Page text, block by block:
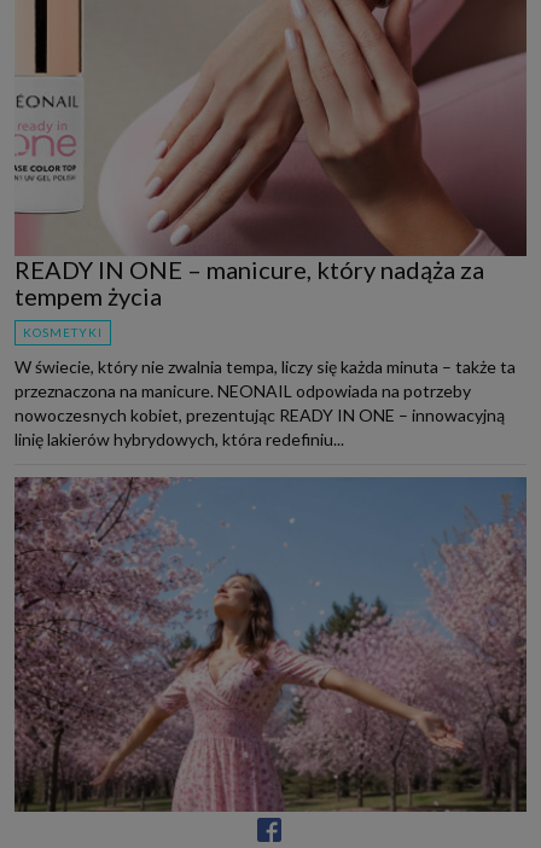
READY IN ONE – manicure, który nadąża za
tempem życia
KOSMETYKI
W świecie, który nie zwalnia tempa, liczy się każda minuta – także ta
przeznaczona na manicure. NEONAIL odpowiada na potrzeby
nowoczesnych kobiet, prezentując READY IN ONE – innowacyjną
linię lakierów hybrydowych, która redefiniu...
Zapachy na wiosnę, które dodają energii i